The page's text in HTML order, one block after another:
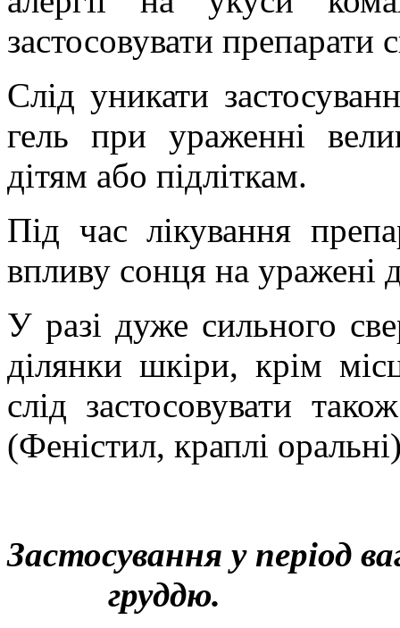
застосовувати препарати
Слід уникати
гельпри ураженні
дітям або підліткам.
Під час лікування
впливу сонця на уражені
У разі дуже сильного
ділянки шкіри, крім
слід застосовувати
(Феністил, краплі
Застосування у період
груддю.